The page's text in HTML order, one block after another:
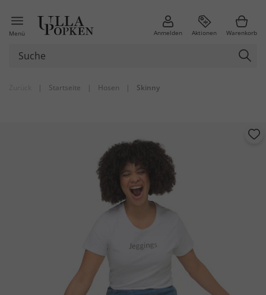
Menü Anmelden Aktionen Warenkorb
| Startseite | Hosen | Skinny